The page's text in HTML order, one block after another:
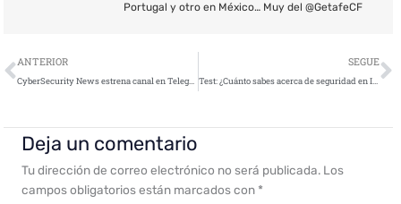
Portugal y otro en México… Muy del @GetafeCF
Ant
ANTERIOR
CyberSecurity News estrena canal en Telegram donde ofrecerá contenido exclusivo sobre ciberseguridad
SEGUE
Test: ¿Cuánto sabes acerca de seguridad en Internet?
Deja un comentario
Tu dirección de correo electrónico no será publicada. Los
campos obligatorios están marcados con *